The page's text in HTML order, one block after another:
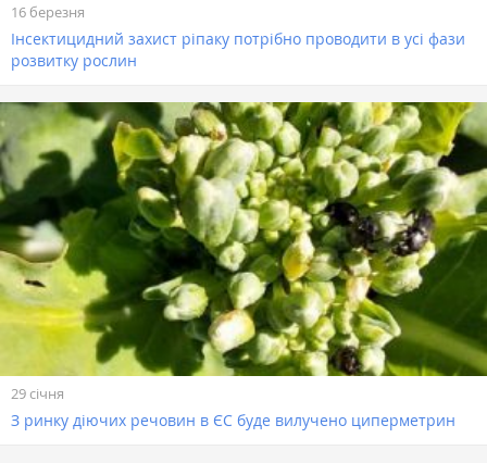
16 березня
Інсектицидний захист ріпаку потрібно проводити в усі фази
розвитку рослин
29 січня
З ринку діючих речовин в ЄС буде вилучено циперметрин